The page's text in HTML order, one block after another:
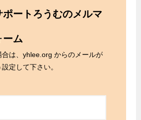
ポートろうむのメルマ
ーム
は、yhlee.org からのメールが
定して下さい。